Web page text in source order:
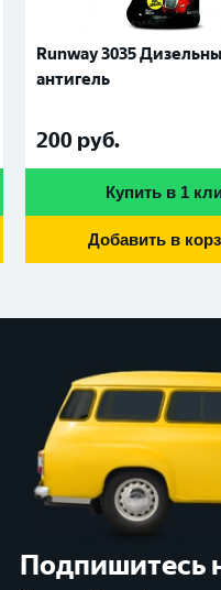
Runway 3035
антигель
200 руб.
Купить в 1
Добавить в
Подпишитесь